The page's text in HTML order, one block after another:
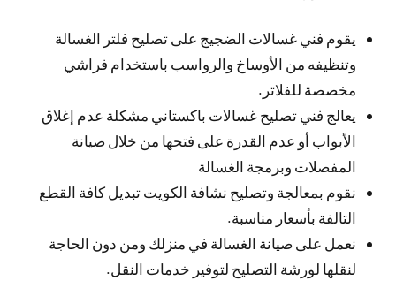
يقوم فني غسالات الضجيج على تصليح فلتر الغسالة
وتنظيفه من الأوساخ والرواسب باستخدام فراشي
مخصصة للفلاتر.
يعالج فني تصليح غسالات باكستاني مشكلة عدم إغلاق
الأبواب أو عدم القدرة على فتحها من خلال صيانة
المفصلات وبرمجة الغسالة
نقوم بمعالجة وتصليح نشافة الكويت تبديل كافة القطع
التالفة بأسعار مناسبة.
نعمل على صيانة الغسالة في منزلك ومن دون الحاجة
لنقلها لورشة التصليح لتوفير خدمات النقل.